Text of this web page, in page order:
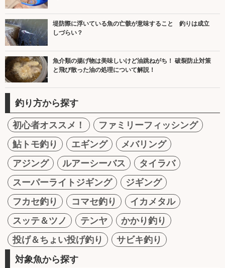
堤防際に浮いている魚の亡骸が意味すること 釣りは成立
しづらい？
魚介類の揚げ物は美味しいけど油跳ねがち！ 破裂防止対策
と飛び散った油の処理について解説！
釣り方から探す
初心者オススメ！
ファミリーフィッシング
鮎トモ釣り
エギング
メバリング
アジング
ルアーシーバス
タイラバ
スーパーライトジギング
ジギング
フカセ釣り
コマセ釣り
イカメタル
スッテ＆ツノ
テンヤ
かかり釣り
投げ＆ちょい投げ釣り
サビキ釣り
対象魚から探す